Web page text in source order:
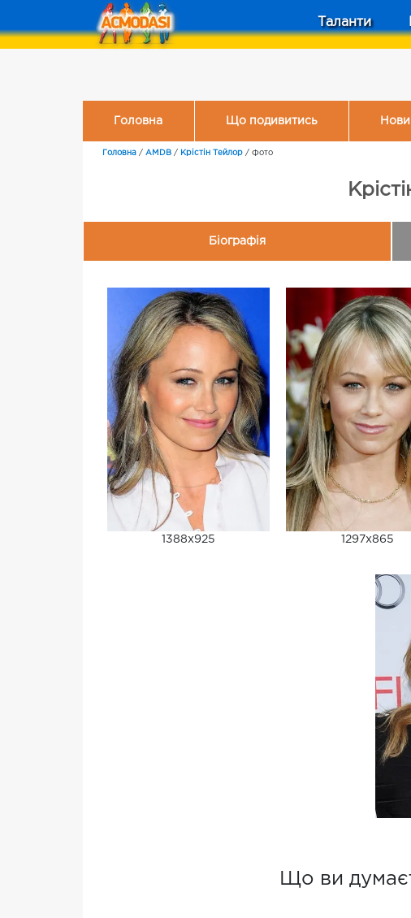
Таланти
Головна Що подивитись
Головна / AMDB / Крістін Тейлор / Фото
Біографія
1388x925 1297x865
Що ви